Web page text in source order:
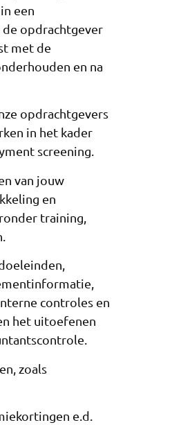
een
opdrachtgever
met de
en na
opdrachtgevers
in het kader
screening.
van jouw
en
training,
controles en
het uitoefenen
zoals
e.d.